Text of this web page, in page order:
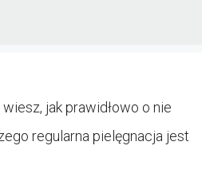
jak prawidłowo o nie
regularna pielęgnacja jest